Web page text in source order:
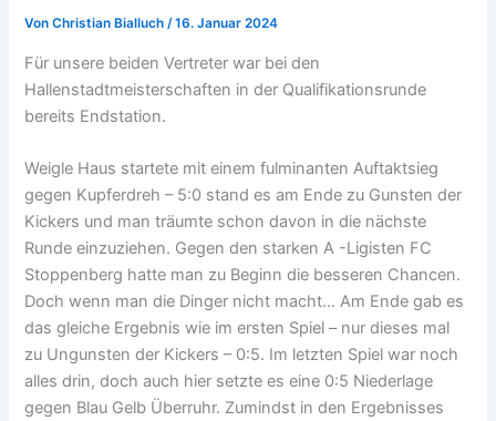
VonChristian Bialluch/16. Januar 2024
Für unsere beiden Vertreter war bei den
Hallenstadtmeisterschaften in der Qualifikationsrunde
bereits Endstation.
Weigle Haus startete mit einem fulminanten Auftaktsieg
gegen Kupferdreh – 5:0 stand es am Ende zu Gunsten der
Kickers und man träumte schon davon in die nächste
Runde einzuziehen. Gegen den starken A -Ligisten FC
Stoppenberg hatte man zu Beginn die besseren Chancen.
Doch wenn man die Dinger nicht macht… Am Ende gab es
das gleiche Ergebnis wie im ersten Spiel – nur dieses mal
zu Ungunsten der Kickers – 0:5. Im letzten Spiel war noch
alles drin, doch auch hier setzte es eine 0:5 Niederlage
gegen Blau Gelb Überruhr. Zumindst in den Ergebnisses